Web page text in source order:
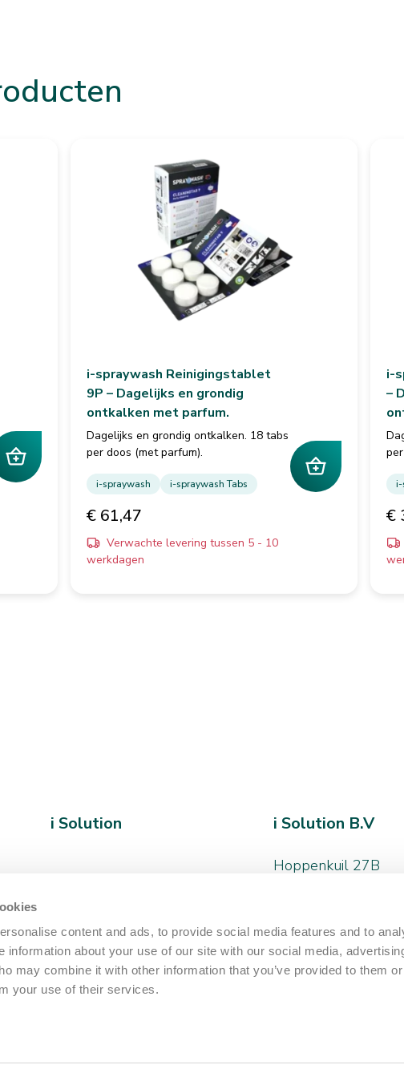
content and ads, to provide social media features and to
information about your use of our site with our social media,
may combine it with other information that you’ve provided to them
your use of their services.
i-spraywash Reinigingstablet
9P – Dagelijks en grondig
ontkalken met parfum.
Dagelijks en grondig ontkalken. 18 tabs
per doos (met parfum).
i-spraywash i-spraywash Tabs
€ 61,47
Verwachte levering tussen 5 - 10
werkdagen
i-
–
i-
€
i Solution i Solution B.V
Hoppenkuil 27B